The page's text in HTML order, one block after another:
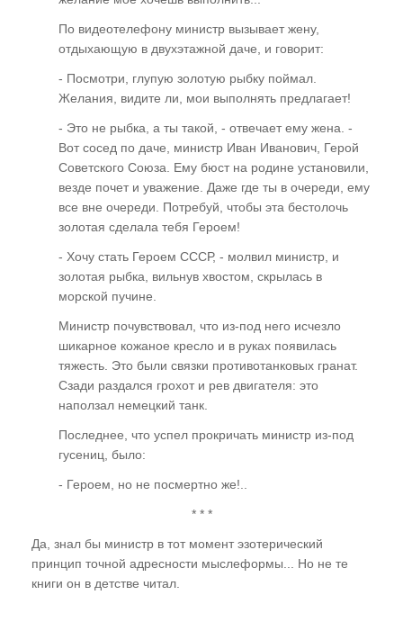
По видеотелефону министр вызывает жену,
отдыхающую в двухэтажной даче, и говорит:
- Посмотри, глупую золотую рыбку поймал.
Желания, видите ли, мои выполнять предлагает!
- Это не рыбка, а ты такой, - отвечает ему жена. -
Вот сосед по даче, министр Иван Иванович, Герой
Советского Союза. Ему бюст на родине установили,
везде почет и уважение. Даже где ты в очереди, ему
все вне очереди. Потребуй, чтобы эта бестолочь
золотая сделала тебя Героем!
- Хочу стать Героем СССР, - молвил министр, и
золотая рыбка, вильнув хвостом, скрылась в
морской пучине.
Министр почувствовал, что из-под него исчезло
шикарное кожаное кресло и в руках появилась
тяжесть. Это были связки противотанковых гранат.
Сзади раздался грохот и рев двигателя: это
наползал немецкий танк.
Последнее, что успел прокричать министр из-под
гусениц, было:
- Героем, но не посмертно же!..
* * *
Да, знал бы министр в тот момент эзотерический
принцип точной адресности мыслеформы... Но не те
книги он в детстве читал.